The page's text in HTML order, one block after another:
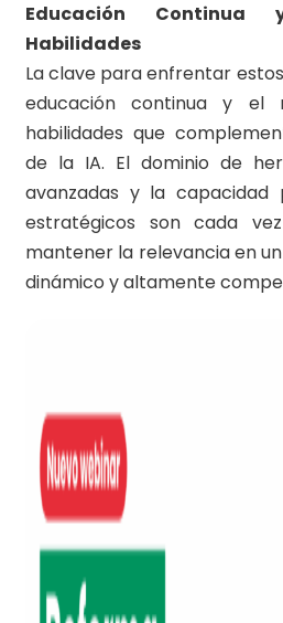
Educación Continua
Habilidades
La clave para enfrentar
educación continua y el
habilidades que
de la IA. El dominio de
avanzadas y la capacidad
estratégicos son cada
mantener la relevancia en
dinámico y altamente